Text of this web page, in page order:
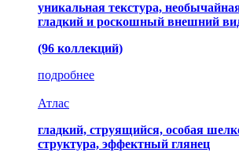
уникальная текстура,
гладкий и роскошный внешний
(96 коллекций)
подробнее
Атлас
гладкий, струящийся, особая
структура, эффектный глянец